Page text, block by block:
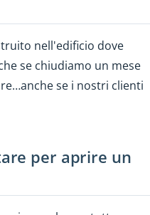
nell'edificio dove
se chiudiamo un mese
se i nostri clienti
per aprire un